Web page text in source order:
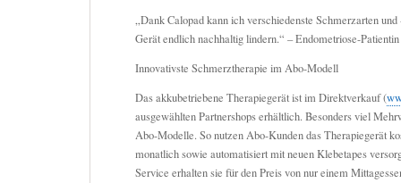
„Dank Calopad kann ich verschiedenste Schmerzarten
Gerät endlich nachhaltig lindern.“ – Endometriose-
Innovativste Schmerztherapie im Abo-Modell
Das akkubetriebene Therapiegerät ist im Direktverkauf (
ausgewählten Partnershops erhältlich. Besonders viel
Abo-Modelle. So nutzen Abo-Kunden das Therapiegerät
monatlich sowie automatisiert mit neuen Klebetapes
Service erhalten sie für den Preis von nur einem